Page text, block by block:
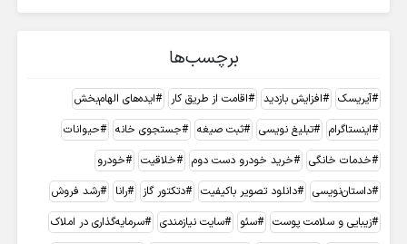
برچسب‌ها
آیریسک افزایش بازدید اقامت از طریق کار
ایده‌های الهام‌بخش
اینستاگرام
تبلیغ نویسی ثبت صیغه جستجوی خانه
حیوانات
خدمات خانگی
خرید خودرو دست دوم خلاقیت
خودرو
داستان‌نویسی
دانلود تصویر باکیفیت دتکتور گاز رانا
رشد فروش
زیبایی و سلامت پوست
سئو سایت نیازمندی
سرمایه‌گذاری در املاک